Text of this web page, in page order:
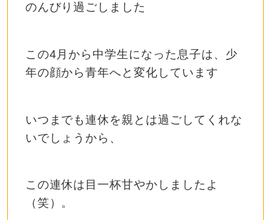
のんびり過ごしました
この4月から中学生になった息子は、少
年の顔から青年へと変化しています
いつまでも連休を親とは過ごしてくれな
いでしょうから、
この連休は目一杯甘やかしましたよ
（笑）。